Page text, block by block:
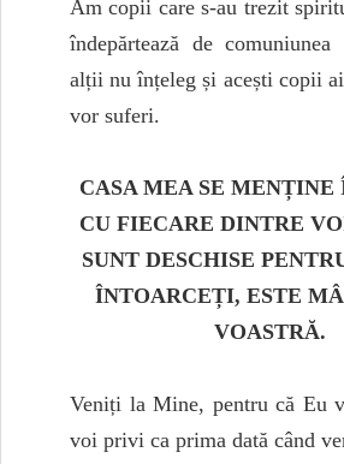
Am copii care s-au trezit
îndepărtează de
alții nu înțeleg și acești copii
vor suferi.
CASA MEA SE MENȚINE
CU FIECARE DINTRE
SUNT DESCHISE
ÎNTOARCEȚI, ESTE
VOASTRĂ.
Veniți la Mine, pentru că Eu
voi privi ca prima dată când